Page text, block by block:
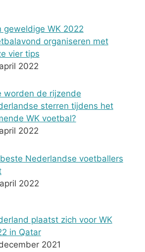
geweldige WK 2022
organiseren met
vier tips
2022
worden de rijzende
sterren tijdens het
WK voetbal?
2022
Nederlandse voetballers
2022
plaatst zich voor WK
in Qatar
2021